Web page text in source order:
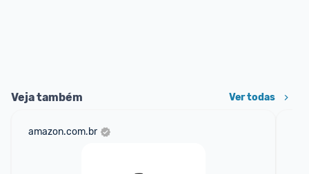
Veja também Ver todas
amazon.com.br